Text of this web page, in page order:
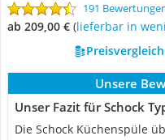
191
ab 209,00 € ( Lieferbar in
Unsere
Unser Fazit für Schock
Die Schock Küchenspüle